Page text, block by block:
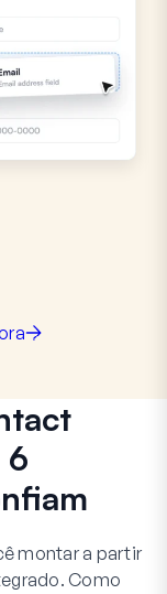
6
montar a partir
Como